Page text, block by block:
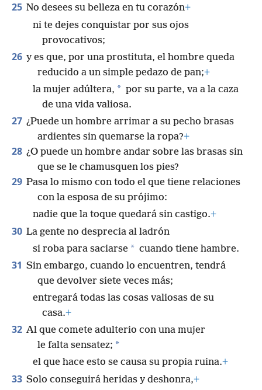
25 No desees su belleza en tu corazón+
ni te dejes conquistar por sus ojos
provocativos;
26 y es que, por una prostituta, el hombre queda
reducido a un simple pedazo de pan;+
la mujer adúltera, * por su parte, va a la caza
de una vida valiosa.
27 ¿Puede un hombre arrimar a su pecho brasas
ardientes sin quemarse la ropa?+
28 ¿O puede un hombre andar sobre las brasas sin
que se le chamusquen los pies?
29 Pasa lo mismo con todo el que tiene relaciones
con la esposa de su prójimo:
nadie que la toque quedará sin castigo.+
30 La gente no desprecia al ladrón
si roba para saciarse * cuando tiene hambre.
31 Sin embargo, cuando lo encuentren, tendrá
que devolver siete veces más;
entregará todas las cosas valiosas de su
casa.+
32 Al que comete adulterio con una mujer
le falta sensatez; *
el que hace esto se causa su propia ruina.+
33 Solo conseguirá heridas y deshonra,+